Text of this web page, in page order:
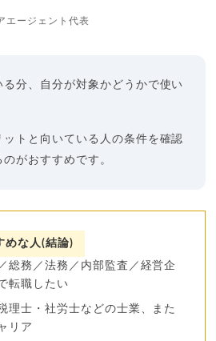
エージェント代表
分、自分が対象かどうかで使い
ットと向いている人の条件を確認
がおすすめです。
めな人(結論)
総務／法務／内部監査／経営企
転職したい
理士・社労士などの士業、また
リア